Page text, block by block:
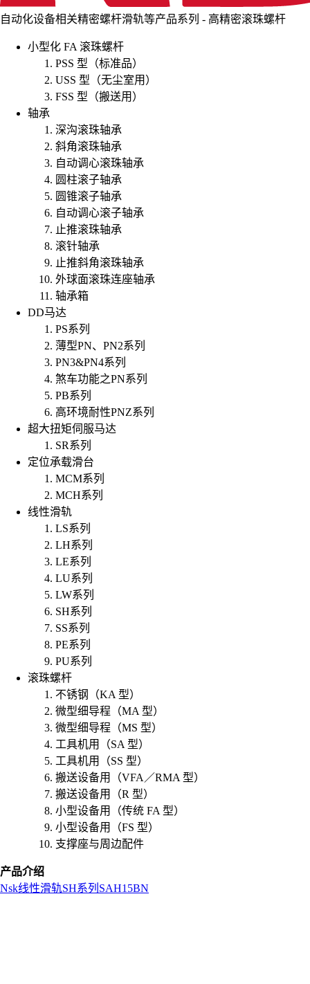
自动化设备相关精密螺杆滑轨等产品系列 - 高精密滚珠螺杆
小型化 FA 滚珠螺杆
PSS 型（标准品）
USS 型（无尘室用）
FSS 型（搬送用）
轴承
深沟滚珠轴承
斜角滚珠轴承
自动调心滚珠轴承
圆柱滚子轴承
圆锥滚子轴承
自动调心滚子轴承
止推滚珠轴承
滚针轴承
止推斜角滚珠轴承
外球面滚珠连座轴承
轴承箱
DD马达
PS系列
薄型PN、PN2系列
PN3&PN4系列
煞车功能之PN系列
PB系列
高环境耐性PNZ系列
超大扭矩伺服马达
SR系列
定位承载滑台
MCM系列
MCH系列
线性滑轨
LS系列
LH系列
LE系列
LU系列
LW系列
SH系列
SS系列
PE系列
PU系列
滚珠螺杆
不锈钢（KA 型）
微型细导程（MA 型）
微型细导程（MS 型）
工具机用（SA 型）
工具机用（SS 型）
搬送设备用（VFA／RMA 型）
搬送设备用（R 型）
小型设备用（传统 FA 型）
小型设备用（FS 型）
支撑座与周边配件
产品介绍
Nsk线性滑轨SH系列 SAH15BN